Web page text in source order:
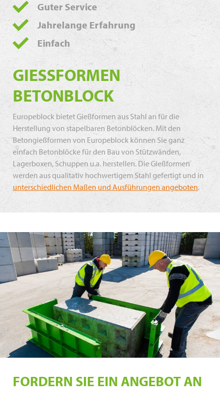
Guter Service
Jahrelange Erfahrung
Einfach
GIESSFORMEN B
ETONBLOCK
Europeblock bietet Gießformen aus Stahl an für die
Herstellung von stapelbaren Betonblöcken. Mit den
Betongießformen von Europeblock können Sie ganz
einfach Betonblöcke für den Bau von Stützwänden,
Lagerboxen, Schuppen u.a. herstellen. Die Gießformen
werden aus qualitativ hochwertigem Stahl gefertigt und in
unterschiedlichen Maßen und Ausführungen angeboten.
FORDERN SIE EIN ANGEBOT AN